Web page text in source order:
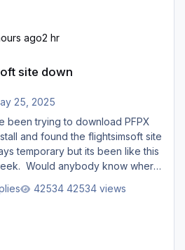
ago2 hr
site down
25, 2025
and found the flightsimsoft site
temporary but its been like this
Would anybody know where
for them either. thank you
42534 views